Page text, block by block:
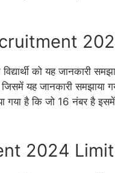
को यह जानकारी
यह जानकारी समझाया
है कि जो 16 नंबर है इसमें
2024